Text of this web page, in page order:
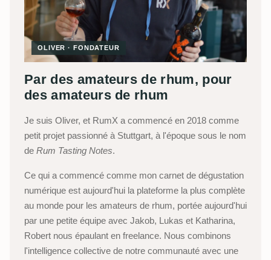
OLIVER · FONDATEUR
Par des amateurs de rhum, pour
des amateurs de rhum
Je suis Oliver, et RumX a commencé en 2018 comme
petit projet passionné à Stuttgart, à l'époque sous le nom
de Rum Tasting Notes.
Ce qui a commencé comme mon carnet de dégustation
numérique est aujourd'hui la plateforme la plus complète
au monde pour les amateurs de rhum, portée aujourd'hui
par une petite équipe avec Jakob, Lukas et Katharina,
Robert nous épaulant en freelance. Nous combinons
l'intelligence collective de notre communauté avec une